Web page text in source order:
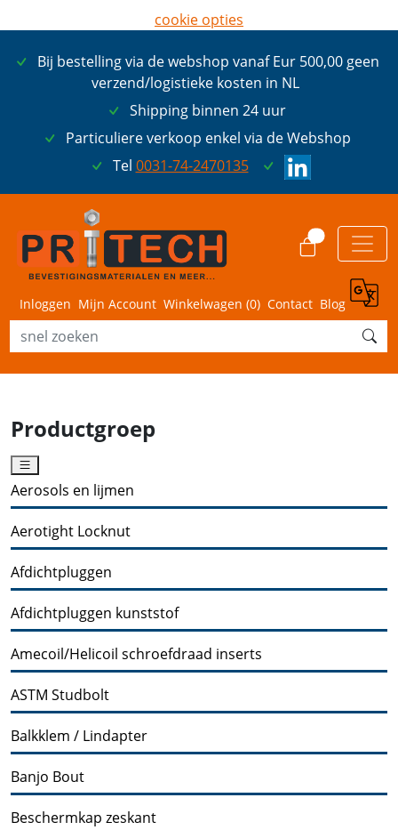
Bij bestelling via de webshop vanaf Eur 500,00 geen
verzend/logistieke kosten in NL
Shipping binnen 24 uur
Particuliere verkoop enkel via de Webshop
Tel 0031-74-2470135
Inloggen Mijn Account Winkelwagen (0) Contact Blog
Productgroep
Aerosols en lijmen
Aerotight Locknut
Afdichtpluggen
Afdichtpluggen kunststof
Amecoil/Helicoil schroefdraad inserts
ASTM Studbolt
Balkklem / Lindapter
Banjo Bout
Beschermkap zeskant
cookie opties
ik ga akkoord met cookies